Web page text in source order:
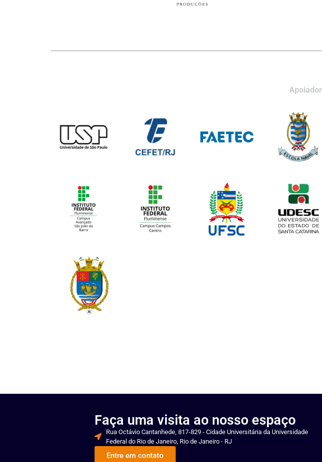
Faça uma visita ao nosso espaço
Rua Octávio Cantanhede, 817-829 - Cidade Universitária da Universidade
Federal do Rio de Janeiro, Rio de Janeiro - RJ
Entre em contato